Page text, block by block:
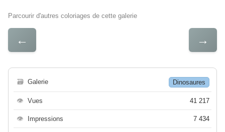
Parcourir d'autres coloriages de cette galerie
← →
🗃 Galerie Dinosaures
👁 Vues 41 217
👁 Impressions 7 434